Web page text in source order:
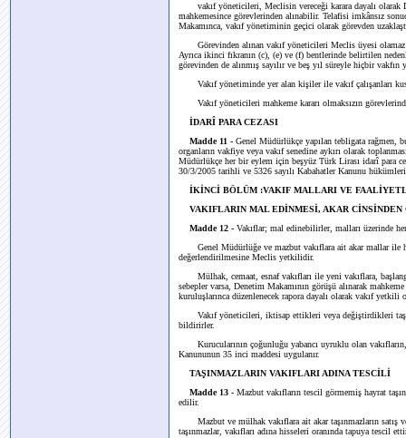
vakıf yöneticileri, Meclisin vereceği karara dayalı olarak
mahkemesince görevlerinden alınabilir. Telafisi imkânsız
Makamınca, vakıf yönetiminin geçici olarak görevden
Görevinden alınan vakıf yöneticileri Meclis üyesi olamaz
Ayrıca ikinci fıkranın (c), (e) ve (f) bentlerinde belirtilen
görevinden de alınmış sayılır ve beş yıl süreyle hiçbir
Vakıf yönetiminde yer alan kişiler ile vakıf çalışanları
Vakıf yöneticileri mahkeme kararı olmaksızın
İDARÎ PARA CEZASI
Madde 11 - Genel Müdürlükçe yapılan tebligata rağmen,
organların vakfiye veya vakıf senedine aykırı olarak
Müdürlükçe her bir eylem için beşyüz Türk Lirası idarî para
30/3/2005 tarihli ve 5326 sayılı Kabahatler Kanunu
İKİNCİ BÖLÜM :VAKIF MALLARI VE
VAKIFLARIN MAL EDİNMESİ, AKAR
Madde 12 - Vakıflar; mal edinebilirler, malları üzerinde
Genel Müdürlüğe ve mazbut vakıflara ait akar mallar ile
değerlendirilmesine Meclis yetkilidir.
Mülhak, cemaat, esnaf vakıfları ile yeni vakıflara,
sebepler varsa, Denetim Makamının görüşü alınarak
kuruluşlarınca düzenlenecek rapora dayalı olarak vakıf
Vakıf yöneticileri, iktisap ettikleri veya değiştirdikleri
bildirirler.
Kurucularının çoğunluğu yabancı uyruklu olan
Kanununun 35 inci maddesi uygulanır.
TAŞINMAZLARIN VAKIFLARI ADINA TESCİLİ
Madde 13 - Mazbut vakıfların tescil görmemiş hayrat
edilir.
Mazbut ve mülhak vakıflara ait akar taşınmazların satış
taşınmazlar, vakıfları adına hisseleri oranında tapuya tescil